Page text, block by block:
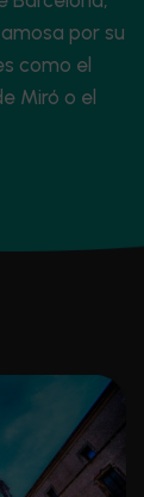
por su
como el
Miró o el